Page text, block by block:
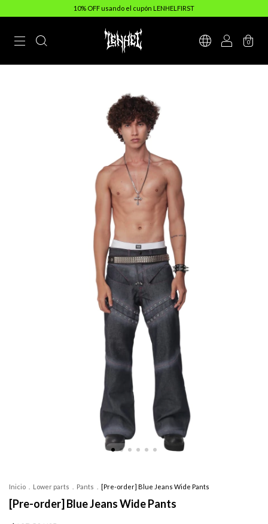
10% OFF usando el cupón LENHELFIRST
0
Inicio Lower parts Pants [Pre-order] Blue Jeans Wide Pants
[Pre-order] Blue Jeans Wide Pants